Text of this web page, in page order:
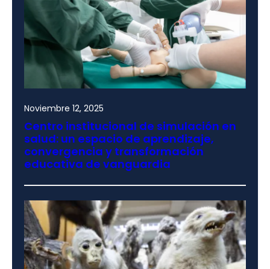
Noviembre 12, 2025
Centro institucional de simulación en
salud: un espacio de aprendizaje,
convergencia y transformación
educativa de vanguardia